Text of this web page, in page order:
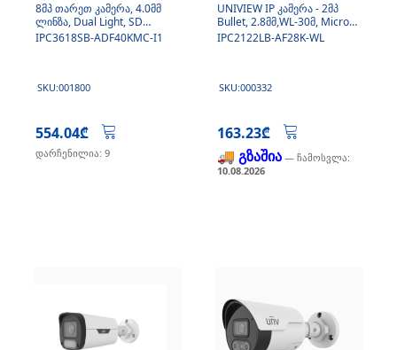
8მპ თარეთ კამერა, 4.0მმ
ლინზა, Dual Light, SD
ბარათი, მიკროფონი
IPC3618SB-ADF40KMC-I1
SKU:001800
554.04₾
დარჩენილია: 9
UNIVIEW IP კამერა - 2მპ
Bullet, 2.8მმ,WL-30მ, Micro
SD, Mic - Easy ColorHunter
IPC2122LB-AF28K-WL
SKU:000332
163.23₾
🚚 გზაშია — ჩამოსვლა:
10.08.2026